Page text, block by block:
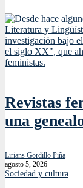
Revistas
una
Lirians Gordillo Piña
agosto 5, 2026
Sociedad y cultura